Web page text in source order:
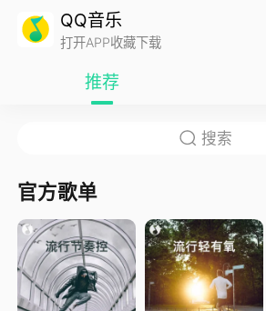
QQ音乐
打开APP收藏下载
推荐
官方歌单